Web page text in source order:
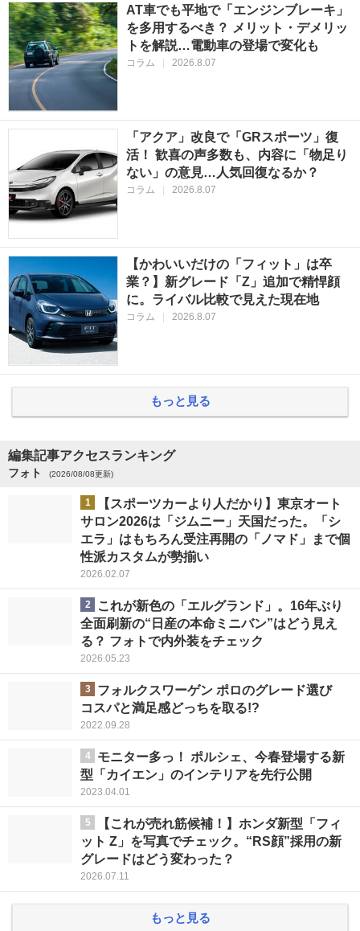
AT車でも平地で「エンジンブレーキ」
を多用するべき？ メリット・デメリッ
トを解説…電動車の登場で変化も
コラム 2026.8.07
「アクア」改良で「GRスポーツ」復
活！ 歓喜の声多数も、内容に「物足り
ない」の意見…人気回復なるか？
コラム | 2026.8.07
【かわいいだけの「フィット」は卒
業？】新グレード「Z」追加で精悍顔
に。ライバル比較で見えた現在地
コラム | 2026.8.07
もっと見る
編集記事アクセスランキング
フォト (2026/08/08更新)
1
【スポーツカーより人だかり】東京オート
サロン2026は「ジムニー」天国だった。「シ
エラ」はもちろん受注再開の「ノマド」まで個
性派カスタムが勢揃い
2026.02.07
2
これが新色の「エルグランド」。16年ぶり
全面刷新の“日産の本命ミニバン”はどう見え
る？ フォトで内外装をチェック
2026.05.23
3
フォルクスワーゲン ポロのグレード選び
コスパと満足感どっちを取る!?
2022.09.28
4
モニター多っ！ ポルシェ、今春登場する新
型「カイエン」のインテリアを先行公開
2023.04.01
5
【これが売れ筋候補！】ホンダ新型「フィ
ット Z」を写真でチェック。“RS顔”採用の新
グレードはどう変わった？
2026.07.11
もっと見る